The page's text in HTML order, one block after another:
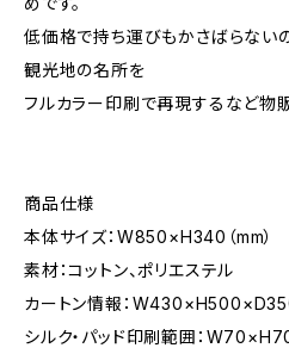
低価格で持ち運びもかさばらない
観光地の名所を
フルカラー印刷で再現するなど物
商品仕様
本体サイズ：W850×H340（mm）
素材：コットン、ポリエステル
カートン情報：
シルク・パッド印刷範囲：W70×H70